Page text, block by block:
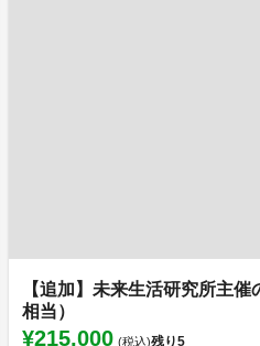
【追加】未来生活研究所主
相当）
¥215,000 (税込)残り5